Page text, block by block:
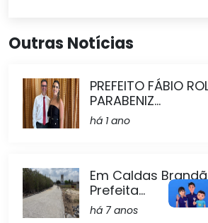
Outras Notícias
PREFEITO FÁBIO
PARABENIZ...
há 1 ano
Em Caldas
Prefeita...
há 7 anos